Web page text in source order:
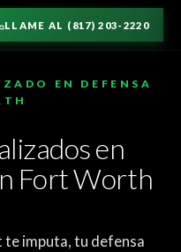
LLAME AL (817) 203-2220
EN DEFENSA
en
Fort Worth
te imputa, tu defensa